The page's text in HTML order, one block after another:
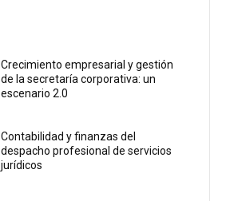
Crecimiento empresarial y gestión
de la secretaría corporativa: un
escenario 2.0
Contabilidad y finanzas del
despacho profesional de servicios
jurídicos